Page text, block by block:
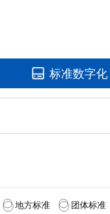
标准数字化
地方标准 团体标准